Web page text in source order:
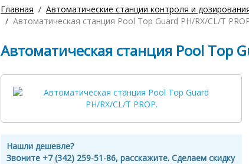
Главная
Автоматические станции контроля и
Автоматическая станция Pool Top Guard PH/RX/CL/T
Автоматическая станция Pool Top
Нашли дешевле?
Звоните +7 (342) 259-51-86, расскажите. Сделаем скидку